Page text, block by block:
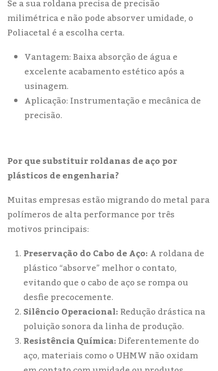
Se a sua roldana precisa de precisão
milimétrica e não pode absorver umidade, o
Poliacetal é a escolha certa.
Vantagem: Baixa absorção de água e
excelente acabamento estético após a
usinagem.
Aplicação: Instrumentação e mecânica de
precisão.
Por que substituir roldanas de aço por
plásticos de engenharia?
Muitas empresas estão migrando do metal para
polímeros de alta performance por três
motivos principais:
Preservação do Cabo de Aço:A roldana de
plástico “absorve” melhor o contato,
evitando que o cabo de aço se rompa ou
desfie precocemente.
Silêncio Operacional:Redução drástica na
poluição sonora da linha de produção.
Resistência Química:Diferentemente do
aço, materiais como o UHMW não oxidam